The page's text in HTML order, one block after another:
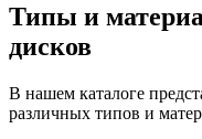
Типы и
дисков
В нашем каталоге
различных типов и